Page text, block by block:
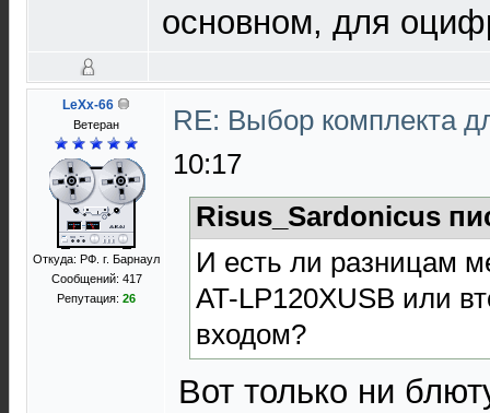
основном, для
LeXx-66
Ветеран
Откуда: РФ. г. Барнаул
Сообщений: 417
Репутация: 26
RE: Выбор комплекта
10:17
Risus_Sardonicus
И есть ли разницам
AT-LP120XUSB или
входом?
Вот только ни